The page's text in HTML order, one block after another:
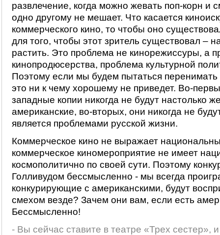
развлечение, когда можно жевать поп-корн и
одно другому не мешает. Что касается
коммерческого кино, то чтобы оно
для того, чтобы этот зритель существовал –
растить. Это проблема не кинорежиссуры, а
кинопродюсерства, проблема культурной
Поэтому если мы будем пытаться
это ни к чему хорошему не приведет. Во-
западные копии никогда не будут настолько
американские, во-вторых, они никогда не
является проблемами русской жизни.
Коммерческое кино не выражает
коммерческое киномероприятие не имеет
космополитично по своей сути. Поэтому
Голливудом бессмысленно - мы всегда
конкурирующие с американскими, будут
смехом везде? Зачем они вам, если есть
Бессмысленно!
- Вы сейчас ставите в театре «Трех сестер»,